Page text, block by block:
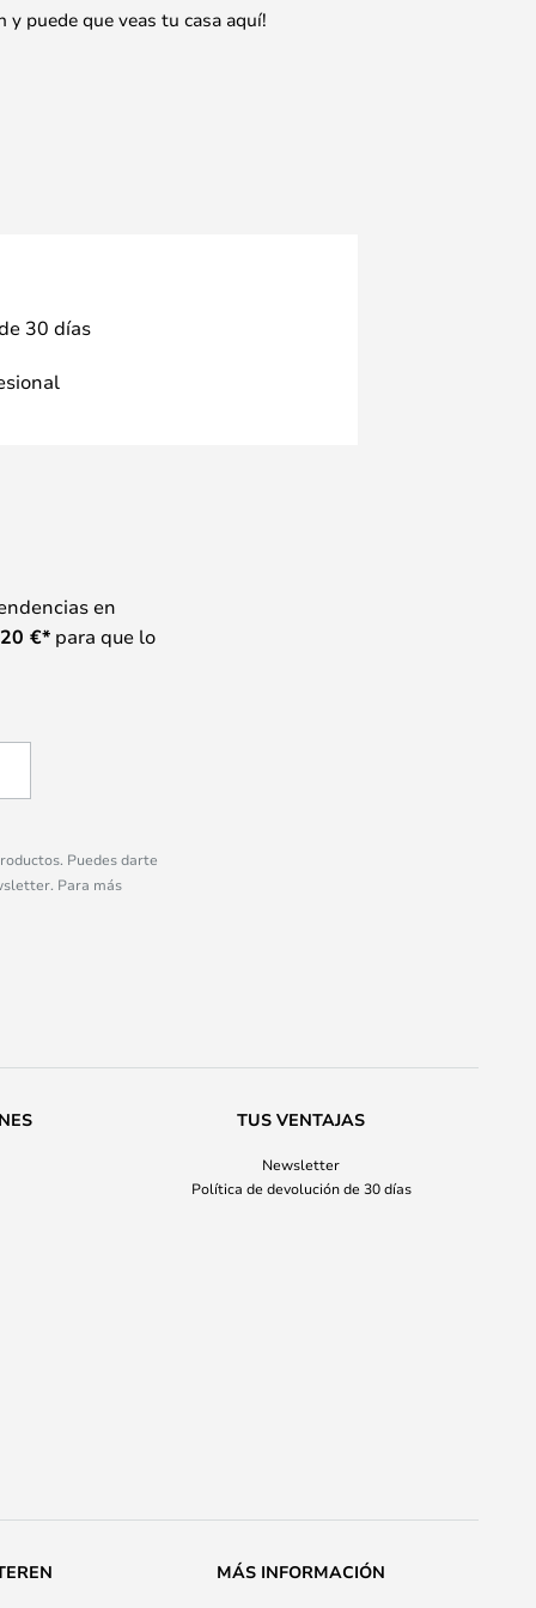
puede que veas tu casa aquí!
30 días
en
20 €*para que lo
Puedes darte
Para más
TUS VENTAJAS
Newsletter
Política de devolución de 30 días
MÁS INFORMACIÓN